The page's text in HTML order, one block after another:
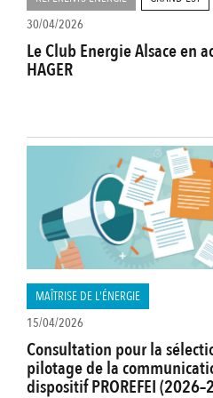
30/04/2026
Le Club Energie Alsace en
HAGER
MAÎTRISE DE L'ÉNERGIE
15/04/2026
Consultation pour la
pilotage de la
dispositif PROREFEI